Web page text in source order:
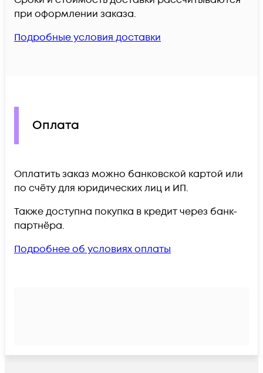
при оформлении заказа.
Подробные условия доставки
Оплата
Оплатить заказ можно банковской картой или
по счёту для юридических лиц и ИП.
Также доступна покупка в кредит через банк-
партнёра.
Подробнее об условиях оплаты